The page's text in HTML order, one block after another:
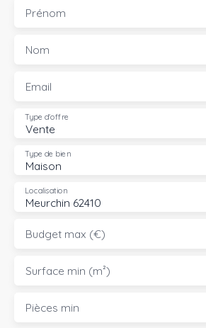
Prénom
Nom
Email
Vente
Type d'offre
Maison
Type de bien
Meurchin 62410
Localisation
Budget max (€)
Surface min (m²)
Pièces min